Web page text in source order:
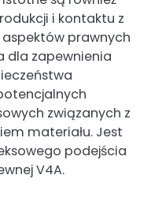
i kontaktu z
prawnych
dla zapewnienia
związanych z
materiału. Jest
podejścia
V4A.